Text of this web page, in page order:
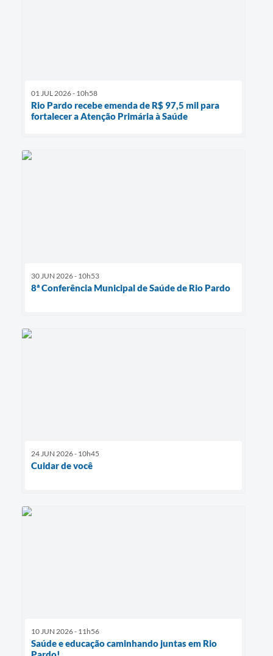
01 JUL 2026 - 10h58
Rio Pardo recebe emenda de R$ 97,5 mil para
fortalecer a Atenção Primária à Saúde
30 JUN 2026 - 10h53
8ª Conferência Municipal de Saúde de Rio Pardo
24 JUN 2026 - 10h45
Cuidar de você
10 JUN 2026 - 11h56
Saúde e educação caminhando juntas em Rio